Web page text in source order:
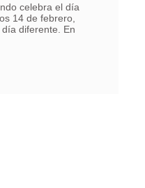
celebra el día
14 de febrero,
diferente. En